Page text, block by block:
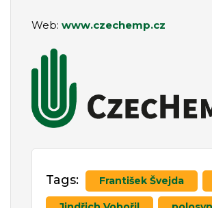
Web: www.czechemp.cz
Tags: František Švejda